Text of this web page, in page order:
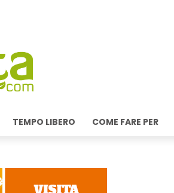
TEMPO LIBERO COME FARE PER